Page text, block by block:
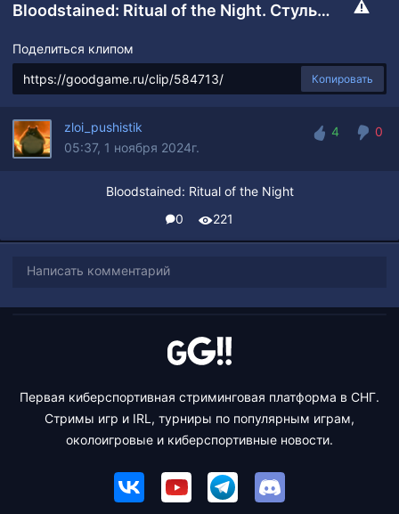
Bloodstained: Ritual of the Night. Стульчик))
Поделиться клипом
Копировать
zloi_pushistik
05:37, 1 ноября 2024г.
4
0
Bloodstained: Ritual of the Night
0
221
Написать комментарий
Первая киберспортивная стриминговая платформа в СНГ.
Стримы игр и IRL, турниры по популярным играм,
околоигровые и киберспортивные новости.